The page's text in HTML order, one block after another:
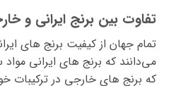
تفاوت بین برنج ایرانی و
تمام جهان از کیفیت برنج های
می‌دانند که برنج های ایرانی
که برنج های خارجی در ترکیبات